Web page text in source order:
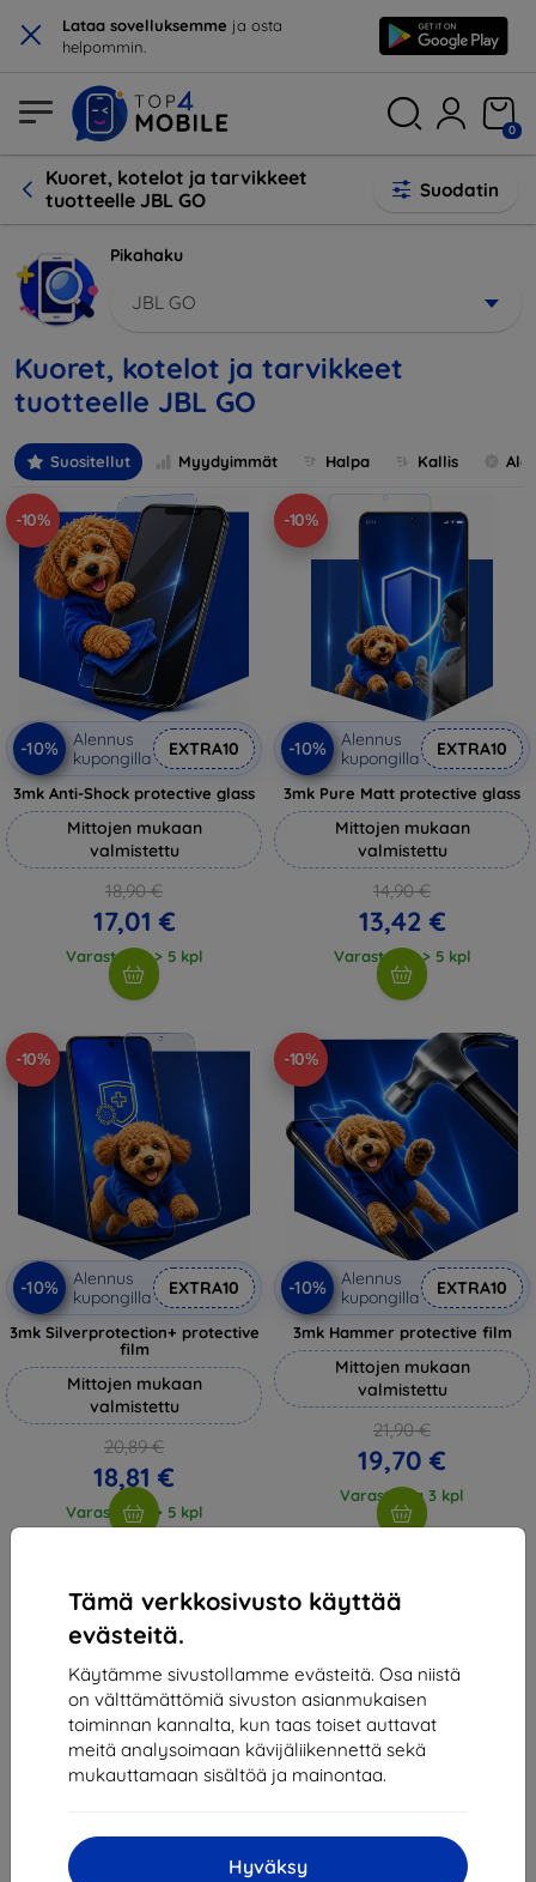
× Lataa sovelluksemme ja osta
helpommin.
Tämä verkkosivusto käyttää
evästeitä.
Käytämme sivustollamme evästeitä. Osa niistä
on välttämättömiä sivuston asianmukaisen
toiminnan kannalta, kun taas toiset auttavat
meitä analysoimaan kävijäliikennettä sekä
mukauttamaan sisältöä ja mainontaa.
Hyväksy
0
Kuoret, kotelot ja tarvikkeet
tuotteelle JBL GO
Suodatin
Pikahaku
JBL GO
Kuoret, kotelot ja tarvikkeet
tuotteelle JBL GO
Suositellut Myydyimmät Halpa Kallis
-10%
-10%
Alennus
kupongilla
EXTRA10
3mk Anti-Shock protective glass
Mittojen mukaan
valmistettu
18,90 €
17,01 €
Varastossa > 5 kpl
-10%
-10%
Alennus
kupongilla
EXTRA10
3mk Pure Matt protective glass
Mittojen mukaan
valmistettu
14,90 €
13,42 €
Varastossa > 5 kpl
-10%
-10%
Alennus
kupongilla
EXTRA10
3mk Silverprotection+ protective
film
Mittojen mukaan
valmistettu
20,89 €
18,81 €
Varastossa > 5 kpl
-10%
-10%
Alennus
kupongilla
EXTRA10
3mk Hammer protective film
Mittojen mukaan
valmistettu
21,90 €
19,70 €
Varastossa 3 kpl
yhteensä .
«
Shield-SK s.r.o.